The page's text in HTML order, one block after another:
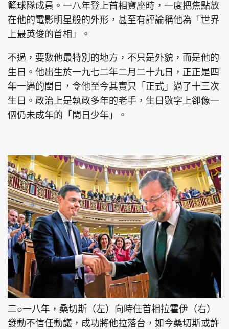
籃球隊成員。一八年登上首相寶座時，一度把焦點放
在他的電影明星般的外形，甚至有評論稱他為「世界
上最英俊的首相」。
不過，要數他最特別的地方，不只是外貌，而是他的
生日。他出生於一九七二年二月二十九日，正正是四
年一遇的閏日，令他至今其實只「正式」過了十三次
生日。政治上是執政多年的老手，生日數字上卻像一
個仍未成年的「閏日少年」。
二○一八年，桑切斯（左）向時任首相拉霍伊（右）
發動不信任動議，成功將他拉落台，如今桑切斯或許